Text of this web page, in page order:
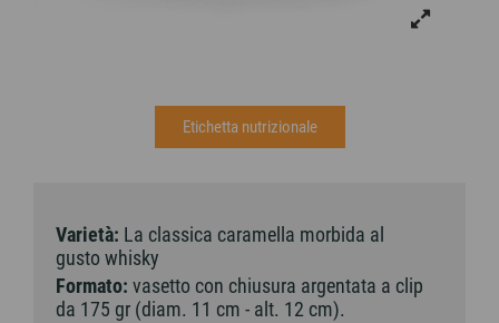
Etichetta nutrizionale
Varietà: La classica caramella morbida al
gusto whisky
Formato: vasetto con chiusura argentata a clip
da 175 gr (diam. 11 cm - alt. 12 cm).